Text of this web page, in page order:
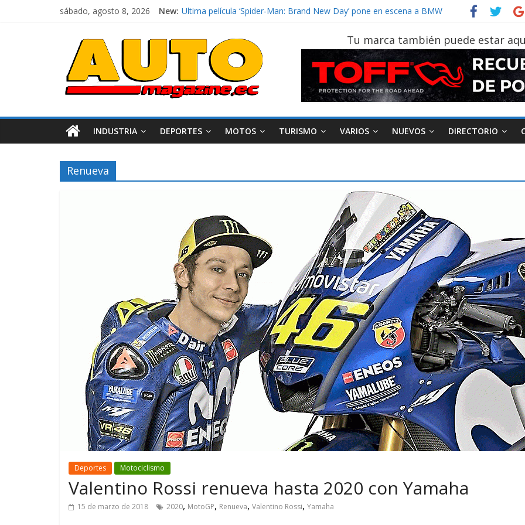
sábado, agosto 8, 2026 New: El costo de tener un vehículo gana protagonismo a la hora de decidir
¿Qué puede pasar con tu vehículo si permanece varios días sin usar?
La Vuelta al Ecuador 2026, edición 47ª, recorre 7 provincias en 8 días
La FEDAK recibe 12 Sinotruk Bolden para cubrir las rutas de La Vuelta
Tu marca también puede estar
INDUSTRIA DEPORTES MOTOS TURISMO VARIOS NUEVOS DIRECTORIO
Renueva
Deportes Motociclismo
Valentino Rossi renueva hasta 2020 con Yamaha
15 de marzo de 2018 2020, MotoGP, Renueva, Valentino Rossi, Yamaha
compromiso con movilidad
más segura y conectada
Movilidad Turismo
¿Qué puede pasar con tu
vehículo si permanece
varios días sin usar?
AEADE Industria Motociclismo
Movilidad
Campaña busca cambiar
destino de los
en la región